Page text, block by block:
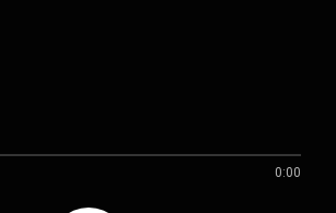
0:00